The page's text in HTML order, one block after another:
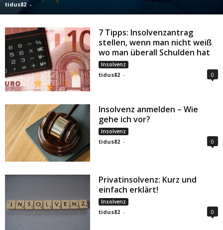
tidus82 -
7 Tipps: Insolvenzantrag
stellen, wenn man nicht weiß
wo man überall Schulden hat
Insolvenz
tidus82 - 0
Insolvenz anmelden – Wie
gehe ich vor?
Insolvenz
tidus82 - 0
Privatinsolvenz: Kurz und
einfach erklärt!
Insolvenz
tidus82 - 0